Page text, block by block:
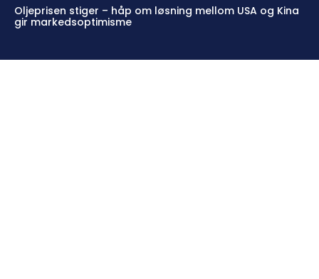
Oljeprisen stiger – håp om løsning mellom USA og Kina
gir markedsoptimisme